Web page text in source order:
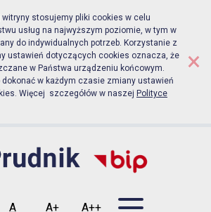
Publicznej
zawartości
stosujemy pliki cookies w celu
usług na najwyższym poziomie, w tym w
do indywidualnych potrzeb. Korzystanie z
ustawień dotyczących cookies oznacza, że
w Państwa urządzeniu końcowym.
dokonać w każdym czasie zmiany ustawień
Więcej szczegółów w naszej Polityce
×
A A+ A++